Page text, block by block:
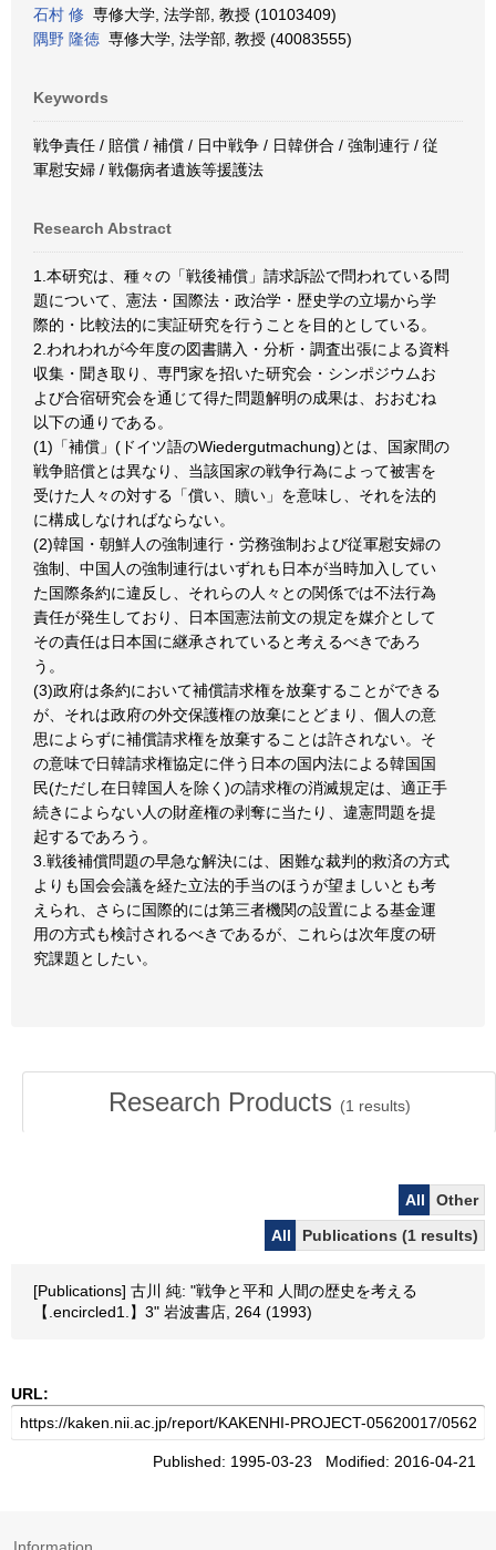
石村 修 専修大学, 法学部, 教授 (10103409)
隅野 隆徳 専修大学, 法学部, 教授 (40083555)
Keywords
戦争責任 / 賠償 / 補償 / 日中戦争 / 日韓併合 / 強制連行 / 従
軍慰安婦 / 戦傷病者遺族等援護法
Research Abstract
1.本研究は、種々の「戦後補償」請求訴訟で問われている問
題について、憲法・国際法・政治学・歴史学の立場から学
際的・比較法的に実証研究を行うことを目的としている。
2.われわれが今年度の図書購入・分析・調査出張による資料
収集・聞き取り、専門家を招いた研究会・シンポジウムお
よび合宿研究会を通じて得た問題解明の成果は、おおむね
以下の通りである。
(1)「補償」(ドイツ語のWiedergutmachung)とは、国家間の
戦争賠償とは異なり、当該国家の戦争行為によって被害を
受けた人々の対する「償い、贖い」を意味し、それを法的
に構成しなければならない。
(2)韓国・朝鮮人の強制連行・労務強制および従軍慰安婦の
強制、中国人の強制連行はいずれも日本が当時加入してい
た国際条約に違反し、それらの人々との関係では不法行為
責任が発生しており、日本国憲法前文の規定を媒介として
その責任は日本国に継承されていると考えるべきであろ
う。
(3)政府は条約において補償請求権を放棄することができる
が、それは政府の外交保護権の放棄にとどまり、個人の意
思によらずに補償請求権を放棄することは許されない。そ
の意味で日韓請求権協定に伴う日本の国内法による韓国国
民(ただし在日韓国人を除く)の請求権の消滅規定は、適正手
続きによらない人の財産権の剥奪に当たり、違憲問題を提
起するであろう。
3.戦後補償問題の早急な解決には、困難な裁判的救済の方式
よりも国会会議を経た立法的手当のほうが望ましいとも考
えられ、さらに国際的には第三者機関の設置による基金運
用の方式も検討されるべきであるが、これらは次年度の研
究課題としたい。
Research Products (1 results)
All
Other
All
Publications (1 results)
[Publications] 古川 純: "戦争と平和 人間の歴史を考える
【.encircled1.】3" 岩波書店, 264 (1993)
URL:
Published: 1995-03-23 Modified: 2016-04-21